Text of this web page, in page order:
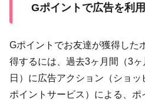
Gポイントで広告を利
Gポイントでお友達が獲得した
得するには、過去3ヶ月間（3
日）に広告アクション（ショ
ポイントサービス）による、